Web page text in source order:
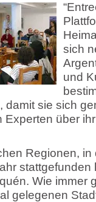
sich
und
damit sie sich
Experten über
Regionen, in
Wie immer
gelegenen